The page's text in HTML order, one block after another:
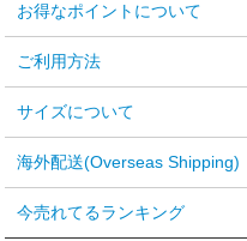
お得なポイントについて
ご利用方法
サイズについて
海外配送(Overseas Shipping)
今売れてるランキング